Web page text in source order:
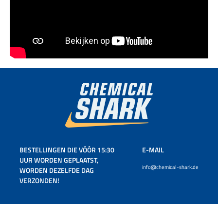
BESTELLINGEN DIE VÓÓR 15:30
UUR WORDEN GEPLAATST,
WORDEN DEZELFDE DAG
VERZONDEN!
E-MAIL
info@chemical-shark.de